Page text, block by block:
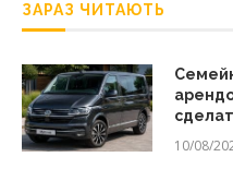
ЗАРАЗ ЧИТАЮТЬ
10/08/